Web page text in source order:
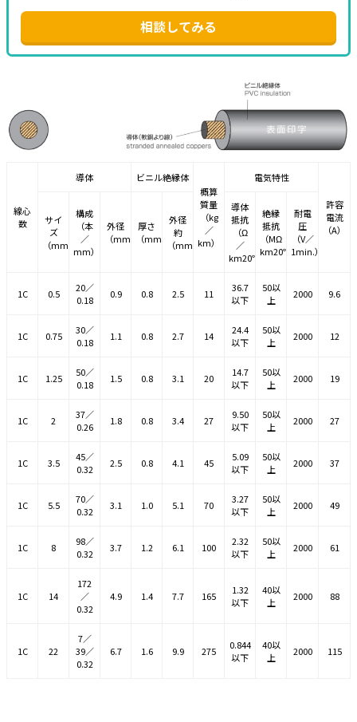
相談してみる
線心
数
導体
ビニル絶縁体
概算
質量
（kg
／
km）
電気特性
許容
電流
（A）
サイ
ズ
（mm
構成
（本
／
mm）
外径
（mm）
厚さ
（mm）
外径
約
（mm）
導体
抵抗
（Ω
／
km20℃）
絶縁
抵抗
（MΩ
km20℃）
耐電
圧
（V／
1min.）
1C 0.5
20／
0.18
0.9 0.8 2.5 11
36.7
以下
50以
上
2000 9.6
1C 0.75
30／
0.18
1.1 0.8 2.7 14
24.4
以下
50以
上
2000 12
1C 1.25
50／
0.18
1.5 0.8 3.1 20
14.7
以下
50以
上
2000 19
1C 2
37／
0.26
1.8 0.8 3.4 27
9.50
以下
50以
上
2000 27
1C 3.5
45／
0.32
2.5 0.8 4.1 45
5.09
以下
50以
上
2000 37
1C 5.5
70／
0.32
3.1 1.0 5.1 70
3.27
以下
50以
上
2000 49
1C 8
98／
0.32
3.7 1.2 6.1 100
2.32
以下
50以
上
2000 61
1C 14
172
／
0.32
4.9 1.4 7.7 165
1.32
以下
40以
上
2000 88
1C 22
7／
39／
0.32
6.7 1.6 9.9 275
0.844
以下
40以
上
2000 115